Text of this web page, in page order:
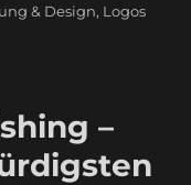
& Design, Logos
–